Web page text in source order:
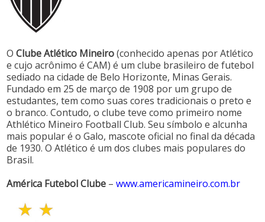
OClube Atlético Mineiro(conhecido apenas por Atlético
e cujo acrônimo é CAM) é um clube brasileiro de futebol
sediado na cidade de Belo Horizonte, Minas Gerais.
Fundado em 25 de março de 1908 por um grupo de
estudantes, tem como suas cores tradicionais o preto e
o branco. Contudo, o clube teve como primeiro nome
Athlético Mineiro Football Club. Seu símbolo e alcunha
mais popular é o Galo, mascote oficial no final da década
de 1930. O Atlético é um dos clubes mais populares do
Brasil.
América Futebol Clube –www.americamineiro.com.br